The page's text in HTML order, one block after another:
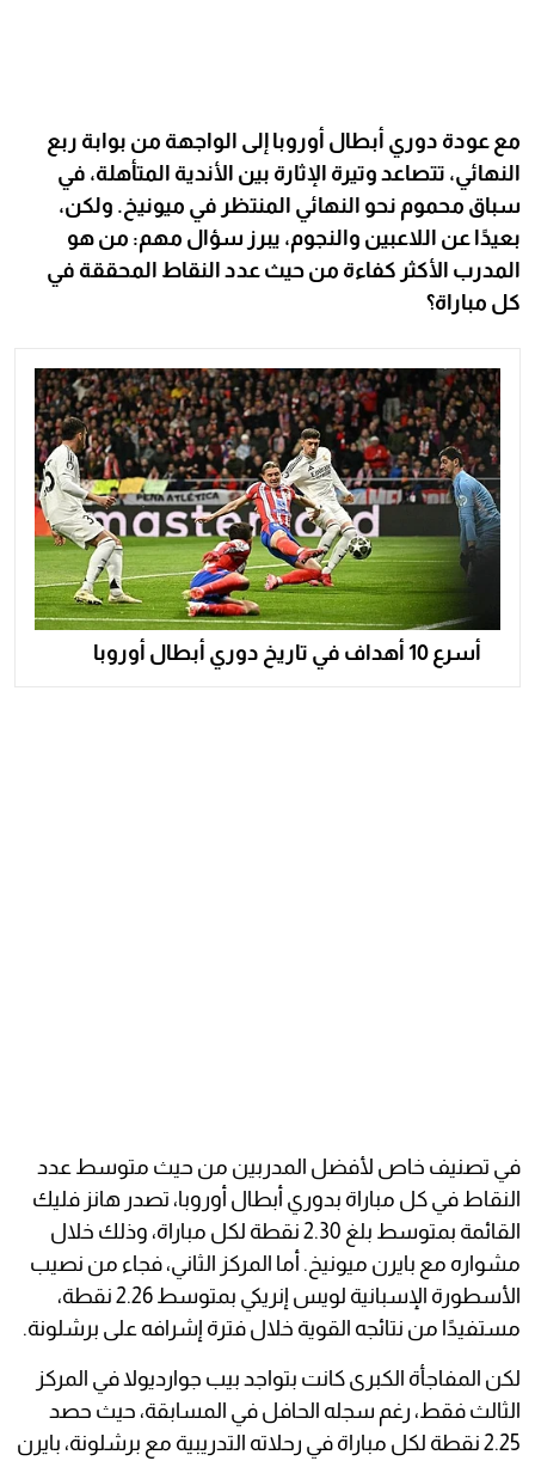
مع عودة دوري أبطال أوروبا إلى الواجهة من بوابة ربع
النهائي، تتصاعد وتيرة الإثارة بين الأندية المتأهلة، في
سباق محموم نحو النهائي المنتظر في ميونيخ. ولكن،
بعيدًا عن اللاعبين والنجوم، يبرز سؤال مهم: من هو
المدرب الأكثر كفاءة من حيث عدد النقاط المحققة في
كل مباراة؟
أسرع 10 أهداف في تاريخ دوري أبطال أوروبا
في تصنيف خاص لأفضل المدربين من حيث متوسط عدد
النقاط في كل مباراة بدوري أبطال أوروبا، تصدر هانز فليك
القائمة بمتوسط بلغ 2.30 نقطة لكل مباراة، وذلك خلال
مشواره مع بايرن ميونيخ. أما المركز الثاني، فجاء من نصيب
الأسطورة الإسبانية لويس إنريكي بمتوسط 2.26 نقطة،
مستفيدًا من نتائجه القوية خلال فترة إشرافه على برشلونة.
لكن المفاجأة الكبرى كانت بتواجد بيب جوارديولا في المركز
الثالث فقط، رغم سجله الحافل في المسابقة، حيث حصد
2.25 نقطة لكل مباراة في رحلاته التدريبية مع برشلونة، بايرن